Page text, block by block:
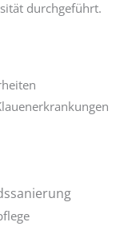
durchgeführt.